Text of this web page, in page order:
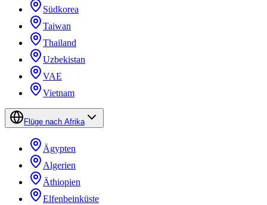
Südkorea
Taiwan
Thailand
Uzbekistan
VAE
Vietnam
Flüge nach Afrika
Ägypten
Algerien
Äthiopien
Elfenbeinküste